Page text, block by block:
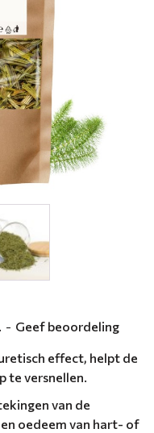
effect, helpt de
versnellen.
van de
oedeem van hart- of
- Geef beoordeling